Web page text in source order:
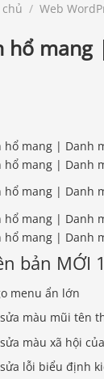
/ Web
hổ
bản MỚI
menu ẩn lớn
màu mũi tên
màu xã hội
lỗi biểu định